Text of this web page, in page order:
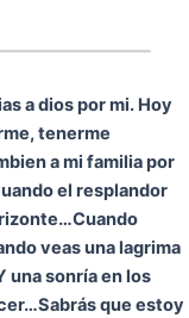
a dios por mi. Hoy
tenerme
a mi familia por
el resplandor
Cuando
veas una lagrima
una sonría en los
Sabrás que estoy